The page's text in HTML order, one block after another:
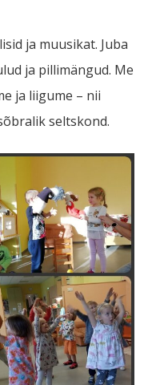
ja muusikat. Juba
ja pillimängud. Me
ja liigume – nii
seltskond.